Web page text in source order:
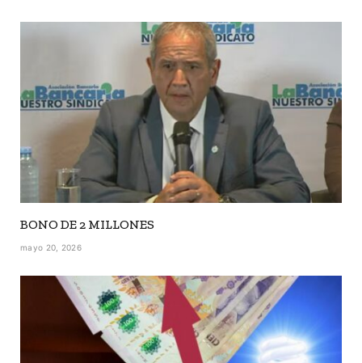
BONO DE 2 MILLONES
mayo 20, 2026